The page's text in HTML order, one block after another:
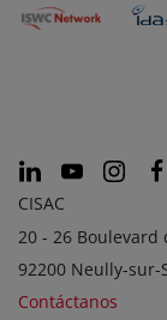
CISAC
20 - 26 Boulevard
92200 Neully-sur-
Contáctanos